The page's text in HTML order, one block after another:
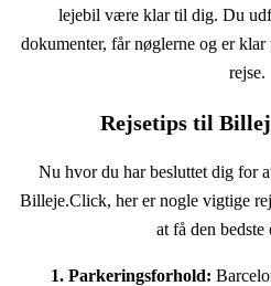
lejebil være klar til dig. Du
dokumenter, får nøglerne og er
rejse.
Rejsetips til
Nu hvor du har besluttet dig for
Billeje.Click, her er nogle vigtige
at få den bedste
1. Parkeringsforhold: